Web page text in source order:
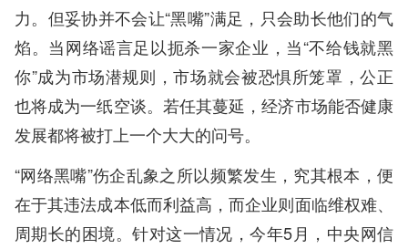
力。但妥协并不会让“黑嘴”满足，只会助长他们的气
焰。当网络谣言足以扼杀一家企业，当“不给钱就黑
你”成为市场潜规则，市场就会被恐惧所笼罩，公正
也将成为一纸空谈。若任其蔓延，经济市场能否健康
发展都将被打上一个大大的问号。
“网络黑嘴”伤企乱象之所以频繁发生，究其根本，便
在于其违法成本低而利益高，而企业则面临维权难、
周期长的困境。针对这一情况，今年5月，中央网信